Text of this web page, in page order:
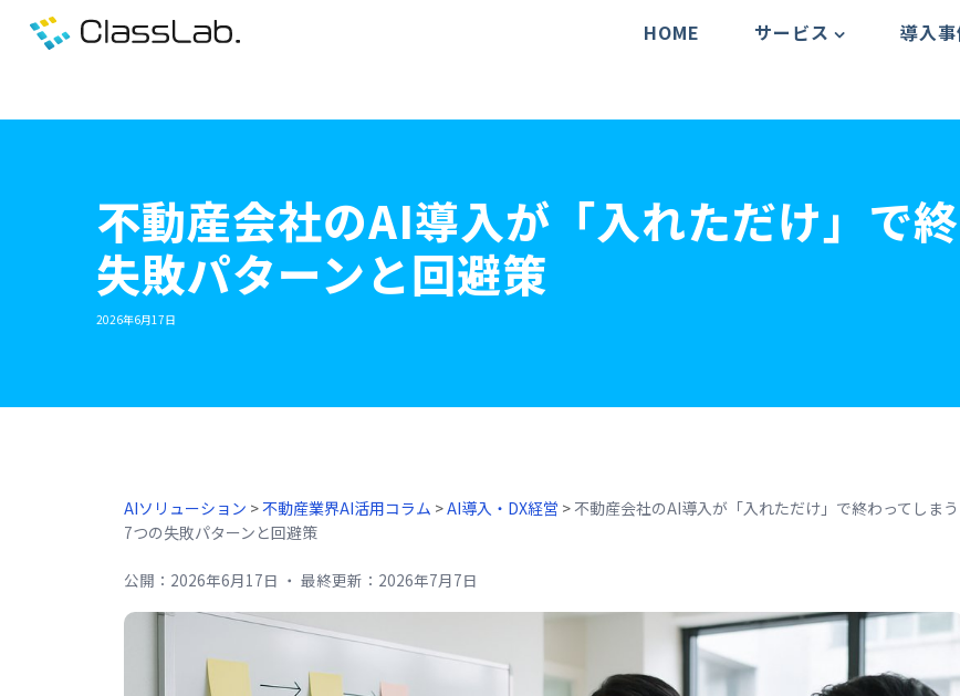
HOME サービス 導入事
不動産会社のAI導入が「入れただけ」で
失敗パターンと回避策
2026年6月17日
AIソリューション >不動産業界AI活用コラム >AI導入・DX経営 > 不動産会社のAI導入が「入れただけ」で終わってしまう
7つの失敗パターンと回避策
公開： 2026年6月17日 ・ 最終更新： 2026年7月7日